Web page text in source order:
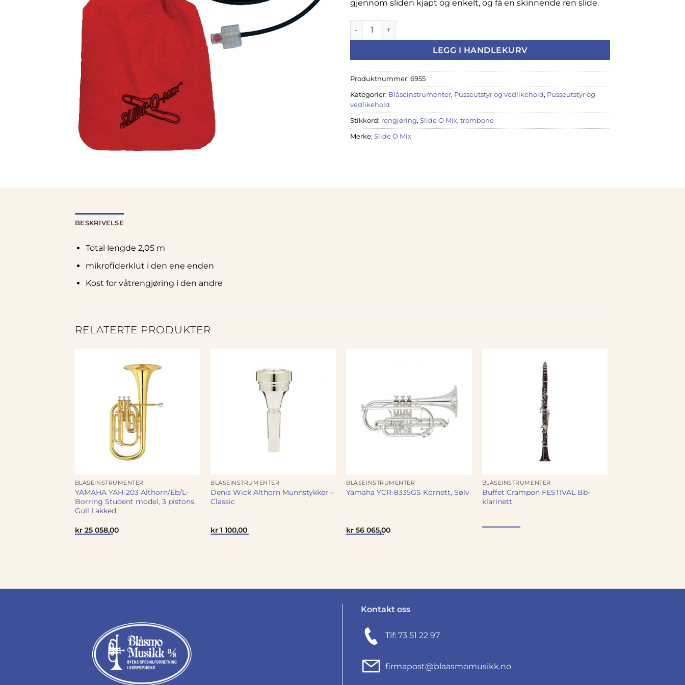
gjennom sliden kjapt og enkelt, og få en skinnende ren slide.
Slide O Mix multirengjører for tromboneslider antall
LEGG I HANDLEKURV
Produktnummer: 6955
Kategorier: Blåseinstrumenter, Pusseutstyr og vedlikehold, Pusseutstyr og
vedlikehold
Stikkord: rengjøring, Slide O Mix, trombone
Merke: Slide O Mix
BESKRIVELSE
Total lengde 2,05 m
mikrofiderklut i den ene enden
Kost for våtrengjøring i den andre
RELATERTE PRODUKTER
BLÅSEINSTRUMENTER
YAMAHA YAH-203 Althorn/Eb/L-
Borring Student model, 3 pistons,
Gull Lakked
kr25 058,00
BLÅSEINSTRUMENTER
Denis Wick Althorn Munnstykker –
Classic
kr 1 100,00
BLÅSEINSTRUMENTER
Yamaha YCR-8335GS Kornett, Sølv
kr 56 065,00
BLÅSEINSTRUMENTER
Buffet Crampon FESTIVAL Bb-
klarinett
Kontakt oss
Tlf: 73 51 22 97
firmapost@blaasmomusikk.no